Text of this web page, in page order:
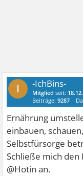
I -IchBins-
Mitglied seit:
Beiträge:9287
Ernährung
einbauen,
Selbstfürsorge
Schließe mich den
@Hotin an.